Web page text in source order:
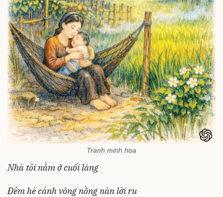
Tranh minh họa
Nhà tôi nằm ở cuối làng
Đêm hè cánh võng nồng nàn lời ru